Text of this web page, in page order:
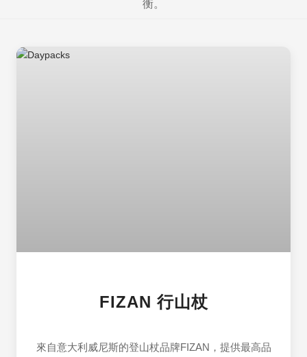
衡。
FIZAN 行山杖
來自意大利威尼斯的登山杖品牌FIZAN，提供最高品